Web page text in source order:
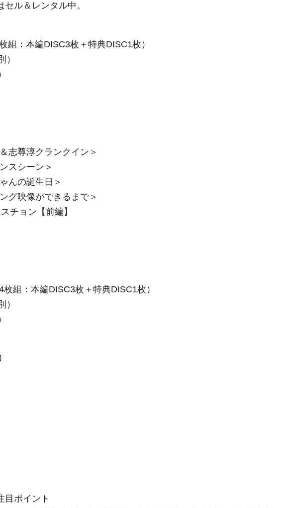
セル＆レンタル中。
組：本編DISC3枚＋特典DISC1枚）
）
志尊淳クランクイン＞
スシーン＞
んの誕生日＞
グ映像ができるまで＞
チョン【前編】
組：本編DISC3枚＋特典DISC1枚）
）
ポイント